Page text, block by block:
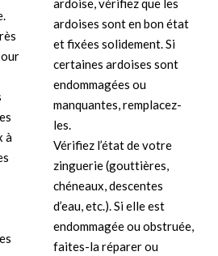
à
ardoise, vérifiez que les
ardoises sont en bon état
et fixées solidement. Si
certaines ardoises sont
endommagées ou
manquantes, remplacez-
les.
Vérifiez l’état de votre
zinguerie (gouttières,
chéneaux, descentes
d’eau, etc.). Si elle est
endommagée ou obstruée,
faites-la réparer ou